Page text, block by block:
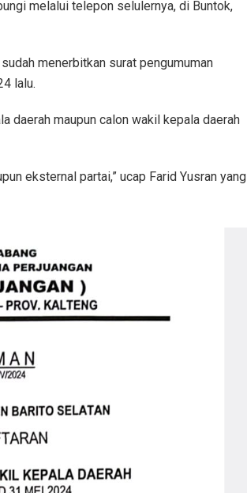
melalui telepon selulernya, di Buntok,
menerbitkan surat pengumuman
lalu.
daerah maupun calon wakil kepala daerah
eksternal partai,” ucap Farid Yusran yang